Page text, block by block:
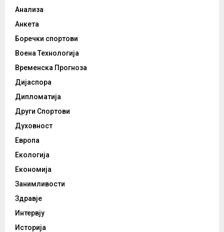
Анализа
Анкета
Боречки спортови
Воена Технологија
Временска Прогноза
Дијаспора
Дипломатија
Други Спортови
Духовност
Европа
Екологија
Економија
Занимливости
Здравје
Интервју
Историја